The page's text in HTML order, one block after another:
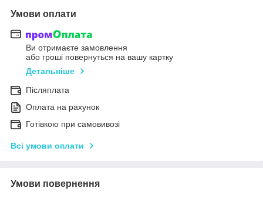
Умови оплати
Ви отримаєте замовлення
або гроші повернуться на вашу картку
Детальніше
Післяплата
Оплата на рахунок
Готівкою при самовивозі
Всі умови оплати
Умови повернення